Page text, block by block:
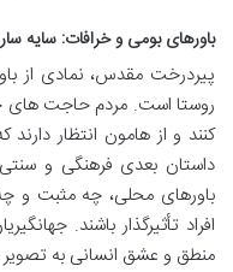
باورهای بومی و خرافات: سایه
پیردرخت مقدس، نمادی از
روستا است. مردم حاجت های
کنند و از هامون انتظار دارند
داستان بعدی فرهنگی و
باورهای محلی، چه مثبت و
افراد تأثیرگذار باشند.
منطق و عشق انسانی به